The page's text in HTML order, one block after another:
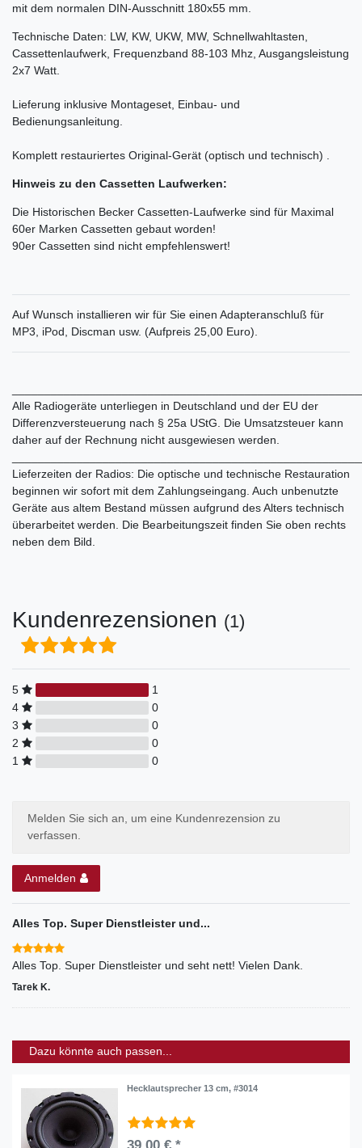
mit dem normalen DIN-Ausschnitt 180x55 mm.
Technische Daten: LW, KW, UKW, MW, Schnellwahltasten,
Cassettenlaufwerk, Frequenzband 88-103 Mhz, Ausgangsleistung
2x7 Watt.
Lieferung inklusive Montageset, Einbau- und
Bedienungsanleitung.
Komplett restauriertes Original-Gerät (optisch und technisch) .
Hinweis zu den Cassetten Laufwerken:
Die Historischen Becker Cassetten-Laufwerke sind für Maximal
60er Marken Cassetten gebaut worden!
90er Cassetten sind nicht empfehlenswert!
Auf Wunsch installieren wir für Sie einen Adapteranschluß für
MP3, iPod, Discman usw. (Aufpreis 25,00 Euro).
Alle Radiogeräte unterliegen in Deutschland und der EU der
Differenzversteuerung nach § 25a UStG. Die Umsatzsteuer kann
daher auf der Rechnung nicht ausgewiesen werden.
Lieferzeiten der Radios: Die optische und technische Restauration
beginnen wir sofort mit dem Zahlungseingang. Auch unbenutzte
Geräte aus altem Bestand müssen aufgrund des Alters technisch
überarbeitet werden. Die Bearbeitungszeit finden Sie oben rechts
neben dem Bild.
Kundenrezensionen (1)
5
1
4
0
3
0
2
0
1
0
Melden Sie sich an, um eine Kundenrezension zu
verfassen.
Anmelden
Alles Top. Super Dienstleister und...
Alles Top. Super Dienstleister und seht nett! Vielen Dank.
Tarek K.
Dazu könnte auch passen...
Hecklautsprecher 13 cm, #3014